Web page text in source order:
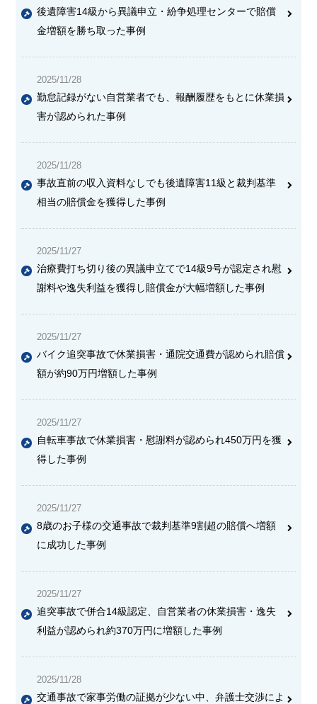
後遺障害14級から異議申立・紛争処理センターで賠償
金増額を勝ち取った事例
2025/11/28
勤怠記録がない自営業者でも、報酬履歴をもとに休業損
害が認められた事例
2025/11/28
事故直前の収入資料なしでも後遺障害11級と裁判基準
相当の賠償金を獲得した事例
2025/11/27
治療費打ち切り後の異議申立てで14級9号が認定され慰
謝料や逸失利益を獲得し賠償金が大幅増額した事例
2025/11/27
バイク追突事故で休業損害・通院交通費が認められ賠償
額が約90万円増額した事例
2025/11/27
自転車事故で休業損害・慰謝料が認められ450万円を獲
得した事例
2025/11/27
8歳のお子様の交通事故で裁判基準9割超の賠償へ増額
に成功した事例
2025/11/27
追突事故で併合14級認定、自営業者の休業損害・逸失
利益が認められ約370万円に増額した事例
2025/11/28
交通事故で家事労働の証拠が少ない中、弁護士交渉によ